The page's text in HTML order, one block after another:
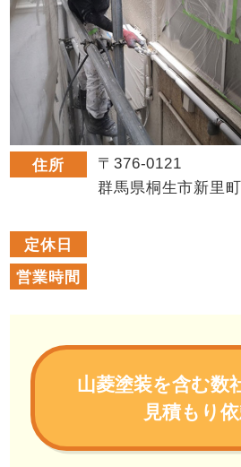
住所
〒376-0121
群馬県桐生市新里
定休日
営業時間
山菱塗装を含む数
見積もり